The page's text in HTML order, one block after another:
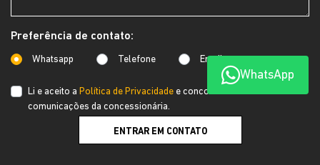
Preferência de contato:
Whatsapp Telefone Email
Li e aceito a Política de Privacidade e concordo em receber
comunicações da concessionária.
ENTRAR EM CONTATO
WhatsApp